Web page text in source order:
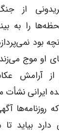
از
را به
بود
او موج می‌زند.
آرامش
ایرانى نشأت
بیاید تا